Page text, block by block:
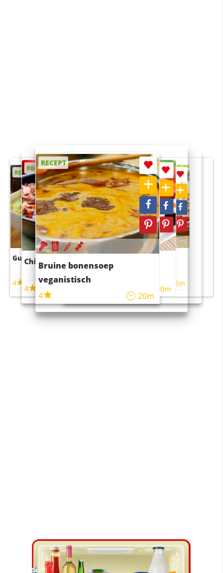
RECEPT
Guacamole
4
RECEPT
Chili con carne
4 45m
RECEPT
Bruine bonensoep
veganistisch
4
20m
RECEPT
Sushi rijstsalade
maaltijdsalade
40m
RECEPT
4 55m